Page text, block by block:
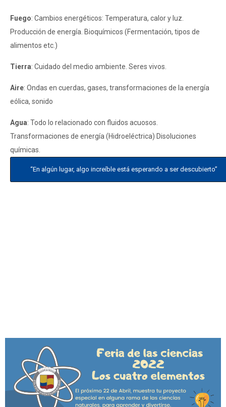
Fuego: Cambios energéticos: Temperatura, calor y luz.
Producción de energía. Bioquímicos (Fermentación, tipos de
alimentos etc.)
Tierra: Cuidado del medio ambiente. Seres vivos.
Aire: Ondas en cuerdas, gases, transformaciones de la energía
eólica, sonido
Agua: Todo lo relacionado con fluidos acuosos.
Transformaciones de energía (Hidroeléctrica) Disoluciones
químicas.
“En algún lugar, algo increíble está esperando a ser descubierto”